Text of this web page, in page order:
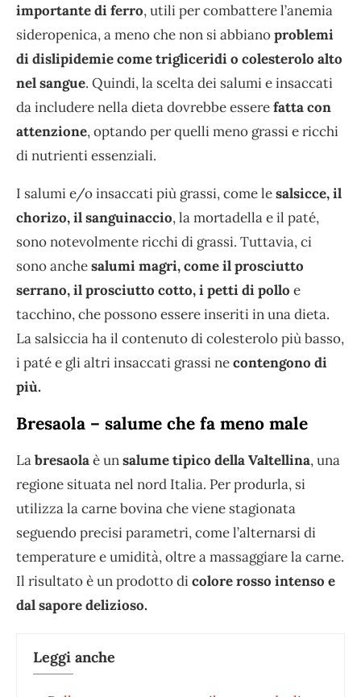
importante di ferro, utili per combattere l’anemia
sideropenica, a meno che non si abbianoproblemi
di dislipidemie come trigliceridi o colesterolo alto
nel sangue. Quindi, la scelta dei salumi e insaccati
da includere nella dieta dovrebbe esserefatta con
attenzione, optando per quelli meno grassi e ricchi
di nutrienti essenziali.
I salumi e/o insaccati più grassi, come lesalsicce, il
chorizo, il sanguinaccio, la mortadella e il paté,
sono notevolmente ricchi di grassi. Tuttavia, ci
sono anchesalumi magri, come il prosciutto
serrano, il prosciutto cotto, i petti di pollo e
tacchino, che possono essere inseriti in una dieta.
La salsiccia ha il contenuto di colesterolo più basso,
i paté e gli altri insaccati grassi necontengono di
più.
Bresaola – salume che fa meno male
Labresaolaè unsalume tipico della Valtellina, una
regione situata nel nord Italia. Per produrla, si
utilizza la carne bovina che viene stagionata
seguendo precisi parametri, come l’alternarsi di
temperature e umidità, oltre a massaggiare la carne.
Il risultato è un prodotto dicolore rosso intenso e
dal sapore delizioso.
Leggi anche